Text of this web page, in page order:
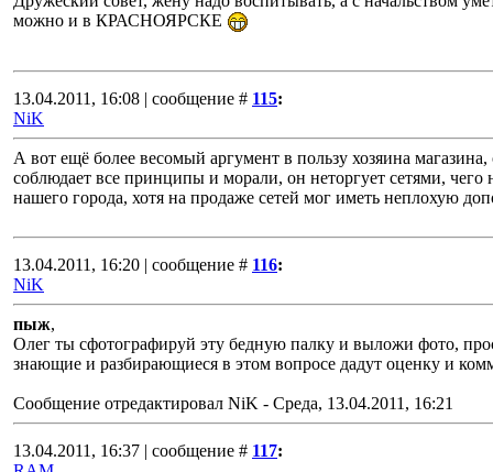
можно и в КРАСНОЯРСКЕ
13.04.2011, 16:08 | сообщение # 115:
NiK
А вот ещё более весомый аргумент в пользу хозяина
соблюдает все принципы и морали, он неторгует сетями, чего
нашего города, хотя на продаже сетей мог иметь неплохую
13.04.2011, 16:20 | сообщение # 116:
NiK
пыж,
Олег ты сфотографируй эту бедную палку и выложи фото,
знающие и разбирающиеся в этом вопросе дадут оценку и
Сообщение отредактировал NiK - Среда, 13.04.2011, 16:21
13.04.2011, 16:37 | сообщение # 117: